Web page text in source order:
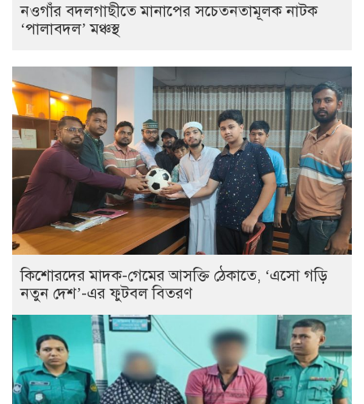
নওগাঁর বদলগাছীতে মানাপের সচেতনতামূলক নাটক
‘পালাবদল’ মঞ্চস্থ
কিশোরদের মাদক-গেমের আসক্তি ঠেকাতে, ‘এসো গড়ি
নতুন দেশ’-এর ফুটবল বিতরণ